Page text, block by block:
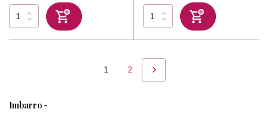
1 2
Imbarro -